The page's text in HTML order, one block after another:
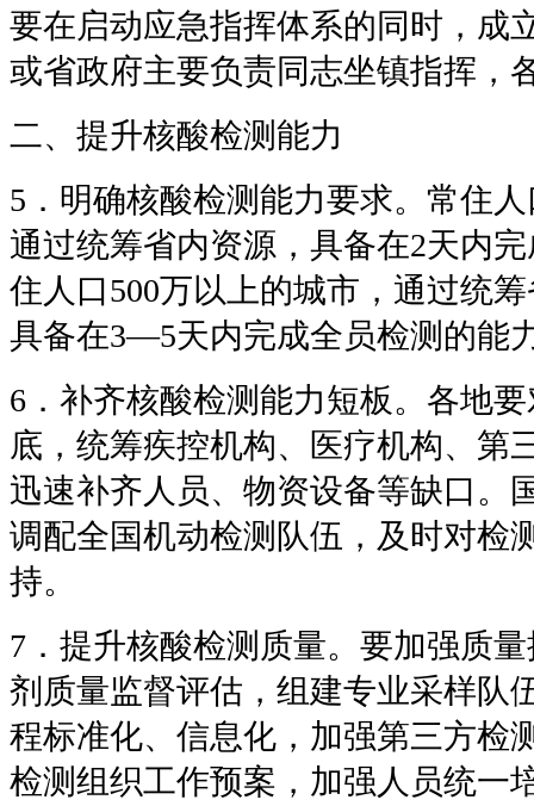
要在启动应急指挥体系的同时，成
或省政府主要负责同志坐镇指挥，
二、提升核酸检测能力
5．明确核酸检测能力要求。常住
通过统筹省内资源，具备在2天内
住人口500万以上的城市，通过统
具备在3—5天内完成全员检测的能
6．补齐核酸检测能力短板。各地
底，统筹疾控机构、医疗机构、第
迅速补齐人员、物资设备等缺口。
调配全国机动检测队伍，及时对检
持。
7．提升核酸检测质量。要加强质
剂质量监督评估，组建专业采样队
程标准化、信息化，加强第三方检
检测组织工作预案，加强人员统一